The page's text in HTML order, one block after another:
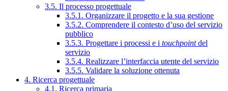
3.5. Il processo progettuale
3.5.1. Organizzare il progetto e la sua gestione
3.5.2. Comprendere il contesto d’uso del servizio
pubblico
3.5.3. Progettare i processi e i touchpointdel
servizio
3.5.4. Realizzare l’interfaccia utente del servizio
3.5.5. Validare la soluzione ottenuta
4. Ricerca progettuale
4.1. Ricerca primaria